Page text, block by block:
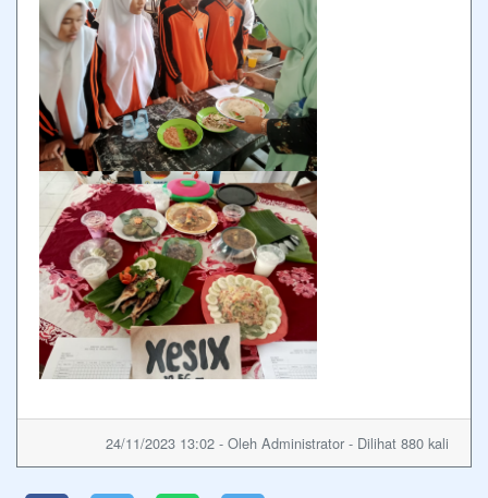
24/11/2023 13:02 - Oleh Administrator - Dilihat 880 kali